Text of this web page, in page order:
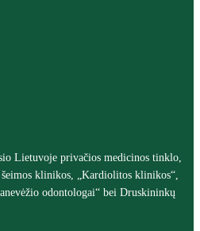
Lietuvoje privačios medicinos tinklo,
klinikos, „Kardiolitos klinikos“,
odontologai“ bei Druskininkų